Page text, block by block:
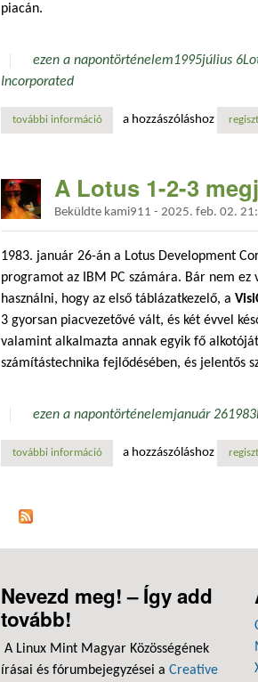
piacán.
ezen a napontörténelem1995július 6
Incorporated
további információegyszerű, mint az 1-2-3: az ibm
a hozzászóláshoz
A Lotus 1-2-3
Beküldte kami911 - 2025. feb. 02.
1983. január 26-án a Lotus Development
programot az IBM PC számára. Bár nem
használni, hogy az első táblázatkezelő, a
3 gyorsan piacvezetővé vált, és két évvel
valamint alkalmazta annak egyik fő
számítástechnika fejlődésében, és jelentős
ezen a napontörténelemjanuár 261983
további információa lotus 1-2-3 megjelenése: a
a hozzászóláshoz
Nevezd meg! – Így add
tovább!
A Linux Mint Magyar Közösségének
írásai és fórumbejegyzései a Creative